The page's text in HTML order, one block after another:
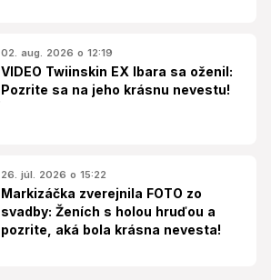
02. aug. 2026 o 12:19
VIDEO Twiinskin EX Ibara sa oženil:
Pozrite sa na jeho krásnu nevestu!
26. júl. 2026 o 15:22
Markizáčka zverejnila FOTO zo
svadby: Ženích s holou hruďou a
pozrite, aká bola krásna nevesta!